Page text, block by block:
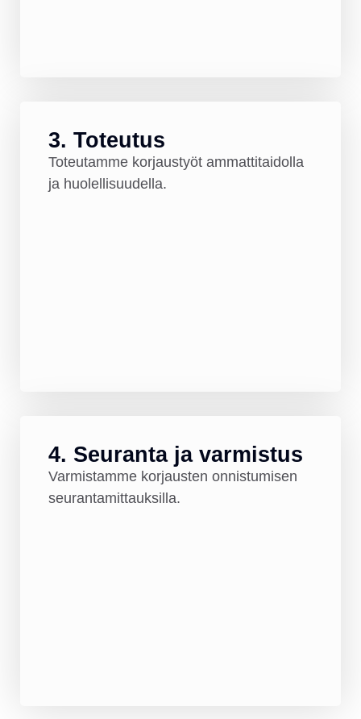
3. Toteutus
Toteutamme korjaustyöt ammattitaidolla
ja huolellisuudella.
4. Seuranta ja varmistus
Varmistamme korjausten onnistumisen
seurantamittauksilla.